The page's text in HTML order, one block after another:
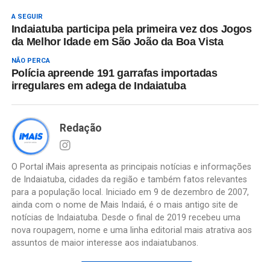
A SEGUIR
Indaiatuba participa pela primeira vez dos Jogos
da Melhor Idade em São João da Boa Vista
NÃO PERCA
Polícia apreende 191 garrafas importadas
irregulares em adega de Indaiatuba
Redação
O Portal iMais apresenta as principais notícias e informações
de Indaiatuba, cidades da região e também fatos relevantes
para a população local. Iniciado em 9 de dezembro de 2007,
ainda com o nome de Mais Indaiá, é o mais antigo site de
notícias de Indaiatuba. Desde o final de 2019 recebeu uma
nova roupagem, nome e uma linha editorial mais atrativa aos
assuntos de maior interesse aos indaiatubanos.